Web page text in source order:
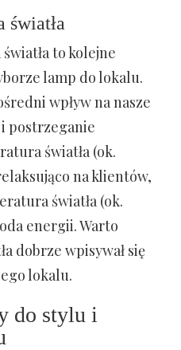
światła
to kolejne
lamp do lokalu.
wpływ na nasze
postrzeganie
światła (ok.
na klientów,
światła (ok.
energii. Warto
dobrze wpisywał się
lokalu.
do stylu i